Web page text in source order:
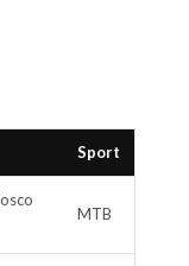
Sport
MTB